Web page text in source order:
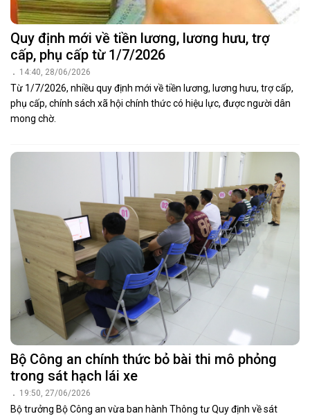
Quy định mới về tiền lương, lương hưu, trợ
cấp, phụ cấp từ 1/7/2026
14:40, 28/06/2026
Từ 1/7/2026, nhiều quy định mới về tiền lương, lương hưu, trợ cấp,
phụ cấp, chính sách xã hội chính thức có hiệu lực, được người dân
mong chờ.
Bộ Công an chính thức bỏ bài thi mô phỏng
trong sát hạch lái xe
19:50, 27/06/2026
Bộ trưởng Bộ Công an vừa ban hành Thông tư Quy định về sát